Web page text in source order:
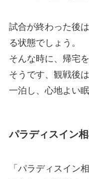
試合が終わった後
る状態でしょう。
そんな時に、帰宅
そうです、観戦後
一泊し、心地よい
パラディスイン
「パラディスイン